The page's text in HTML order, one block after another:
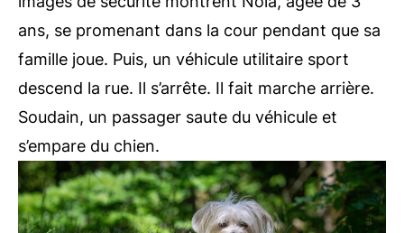
ans, se promenant dans la cour pendant que sa
famille joue. Puis, un véhicule utilitaire sport
descend la rue. Il s’arrête. Il fait marche arrière.
Soudain, un passager saute du véhicule et
s’empare du chien.